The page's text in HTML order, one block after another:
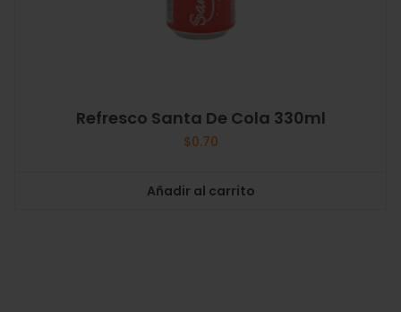
Refresco Santa De Cola 330ml
$0.70
Añadir al carrito